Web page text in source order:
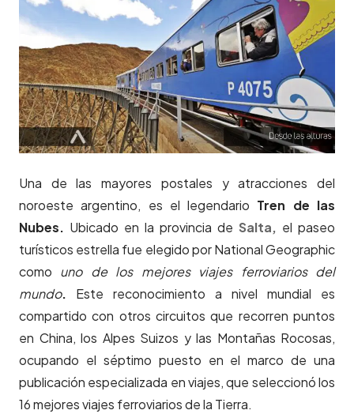
Una de las mayores postales y atracciones del
noroeste argentino, es el legendario Tren de las
Nubes. Ubicado en la provincia de Salta, el paseo
turísticos estrella fue elegido por National Geographic
como uno de los mejores viajes ferroviarios del
mundo. Este reconocimiento a nivel mundial es
compartido con otros circuitos que recorren puntos
en China, los Alpes Suizos y las Montañas Rocosas,
ocupando el séptimo puesto en el marco de una
publicación especializada en viajes, que seleccionó los
16 mejores viajes ferroviarios de la Tierra.